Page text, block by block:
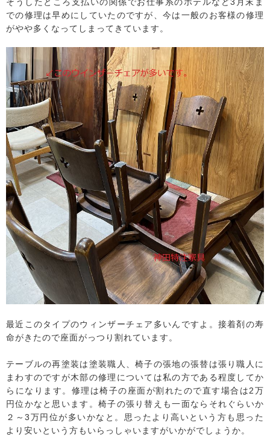
での修理は早めにしていたのですが、今は一般のお客様の修理
がやや多くなってしまってきています。
最近このタイプのウィンザーチェア多いんですよ。接着剤の寿
命がきたので座面がっつり割れています。
テーブルの再塗装は塗装職人、椅子の張地の張替は張り職人に
まわすのですが木部の修理については私の方である程度してか
らになります。修理は椅子の座面が割れたので直す場合は2万
円位かなと思います。椅子の張り替えも一面ならそれぐらいか
２～3万円位が多いかなと。思ったより高いという方も思った
より安いという方もいらっしゃいますがいかがでしょうか。